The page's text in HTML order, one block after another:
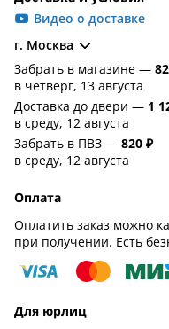
Видео о доставке
г. Москва
Забрать в магазине —
в четверг, 13 августа
Доставка до двери — 1
в среду, 12 августа
Забрать в ПВЗ — 820 ₽
в среду, 12 августа
Оплата
Оплатить заказ можно
при получении. Есть
Для юрлиц